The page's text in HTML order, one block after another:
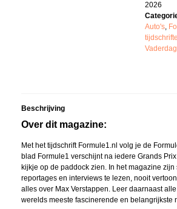
2026
Auto's,
Vaderdag
Beschrijving
Over dit magazine:
Met het tijdschrift Formule1.nl volg je de
blad Formule1 verschijnt na iedere Grands
kijkje op de paddock zien. In het magazine zijn
reportages en interviews te lezen, nooit
alles over Max Verstappen. Leer daarnaast alle
werelds meeste fascinerende en belangrijkste